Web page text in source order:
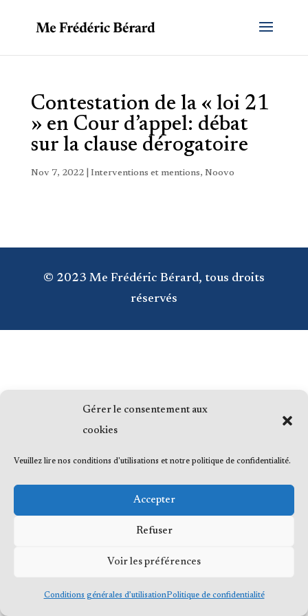
Gérer le consentement aux
cookies
Veuillez lire nos conditions d'utilisations et notre politique de confidentialité.
Accepter
Refuser
Voir les préférences
Conditions générales d’utilisationPolitique de confidentialité
Contestation de la « loi 21
» en Cour d’appel: débat
sur la clause dérogatoire
Nov 7, 2022| Interventions et mentions, Noovo
© 2023 Me Frédéric Bérard, tous droits
réservés